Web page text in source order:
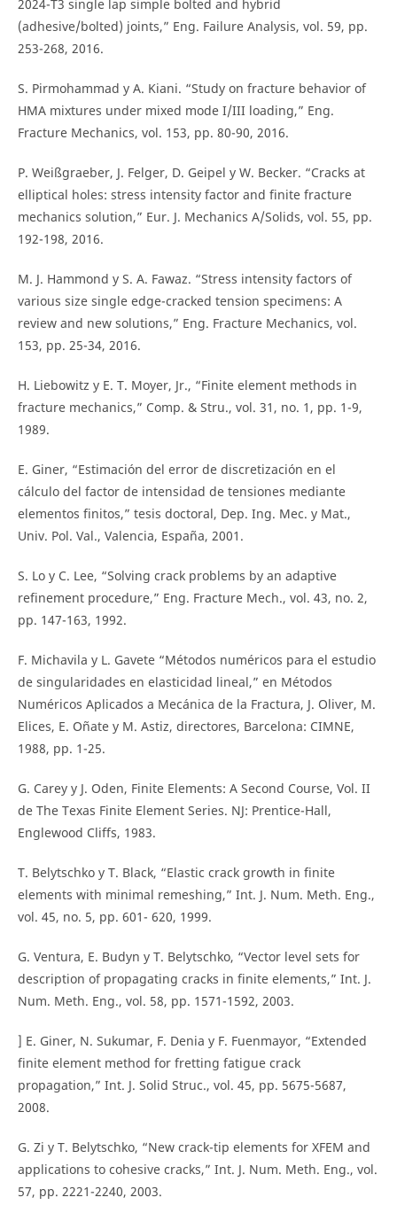
2024-T3 single lap simple bolted and hybrid
(adhesive/bolted) joints,” Eng. Failure Analysis, vol. 59, pp.
253-268, 2016.
S. Pirmohammad y A. Kiani. “Study on fracture behavior of
HMA mixtures under mixed mode I/III loading,” Eng.
Fracture Mechanics, vol. 153, pp. 80-90, 2016.
P. Weißgraeber, J. Felger, D. Geipel y W. Becker. “Cracks at
elliptical holes: stress intensity factor and finite fracture
mechanics solution,” Eur. J. Mechanics A/Solids, vol. 55, pp.
192-198, 2016.
M. J. Hammond y S. A. Fawaz. “Stress intensity factors of
various size single edge-cracked tension specimens: A
review and new solutions,” Eng. Fracture Mechanics, vol.
153, pp. 25-34, 2016.
H. Liebowitz y E. T. Moyer, Jr., “Finite element methods in
fracture mechanics,” Comp. & Stru., vol. 31, no. 1, pp. 1-9,
1989.
E. Giner, “Estimación del error de discretización en el
cálculo del factor de intensidad de tensiones mediante
elementos finitos,” tesis doctoral, Dep. Ing. Mec. y Mat.,
Univ. Pol. Val., Valencia, España, 2001.
S. Lo y C. Lee, “Solving crack problems by an adaptive
refinement procedure,” Eng. Fracture Mech., vol. 43, no. 2,
pp. 147-163, 1992.
F. Michavila y L. Gavete “Métodos numéricos para el estudio
de singularidades en elasticidad lineal,” en Métodos
Numéricos Aplicados a Mecánica de la Fractura, J. Oliver, M.
Elices, E. Oñate y M. Astiz, directores, Barcelona: CIMNE,
1988, pp. 1-25.
G. Carey y J. Oden, Finite Elements: A Second Course, Vol. II
de The Texas Finite Element Series. NJ: Prentice-Hall,
Englewood Cliffs, 1983.
T. Belytschko y T. Black, “Elastic crack growth in finite
elements with minimal remeshing,” Int. J. Num. Meth. Eng.,
vol. 45, no. 5, pp. 601- 620, 1999.
G. Ventura, E. Budyn y T. Belytschko, “Vector level sets for
description of propagating cracks in finite elements,” Int. J.
Num. Meth. Eng., vol. 58, pp. 1571-1592, 2003.
] E. Giner, N. Sukumar, F. Denia y F. Fuenmayor, “Extended
finite element method for fretting fatigue crack
propagation,” Int. J. Solid Struc., vol. 45, pp. 5675-5687,
2008.
G. Zi y T. Belytschko, “New crack-tip elements for XFEM and
applications to cohesive cracks,” Int. J. Num. Meth. Eng., vol.
57, pp. 2221-2240, 2003.